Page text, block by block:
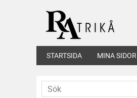
STARTSIDA MINA SIDOR